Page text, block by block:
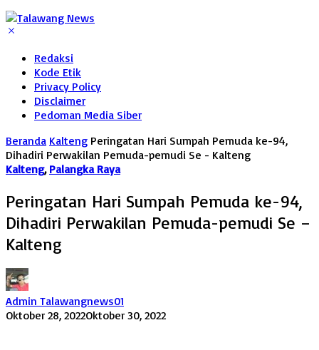
Redaksi
Kode Etik
Privacy Policy
Disclaimer
Pedoman Media Siber
Beranda Kalteng Peringatan Hari Sumpah Pemuda ke-94,
Dihadiri Perwakilan Pemuda-pemudi Se - Kalteng
Kalteng, Palangka Raya
Peringatan Hari Sumpah Pemuda ke-94,
Dihadiri Perwakilan Pemuda-pemudi Se –
Kalteng
Admin Talawangnews01
Oktober 28, 2022Oktober 30, 2022